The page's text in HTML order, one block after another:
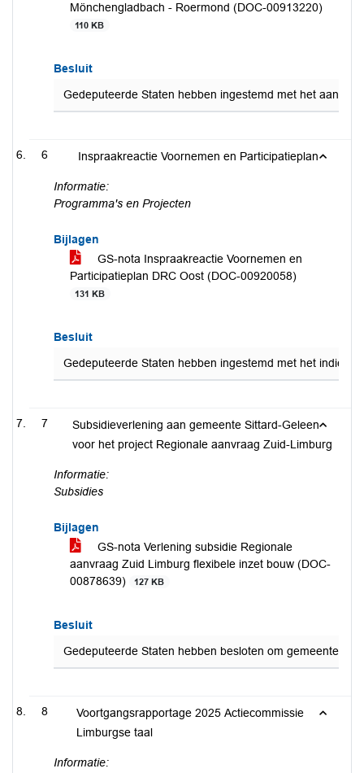
Mönchengladbach - Roermond (DOC-00913220)
110 KB
Besluit
Gedeputeerde Staten hebben ingestemd met het
6 Inspraakreactie Voornemen en Participatieplan
Informatie:
Programma's en Projecten
Bijlagen
GS-nota Inspraakreactie Voornemen en
Participatieplan DRC Oost (DOC-00920058)
131 KB
Besluit
Gedeputeerde Staten hebben ingestemd met het
7
Subsidieverlening aan gemeente Sittard-Geleen
voor het project Regionale aanvraag Zuid-Limburg
Informatie:
Subsidies
Bijlagen
GS-nota Verlening subsidie Regionale
aanvraag Zuid Limburg flexibele inzet bouw (DOC-
00878639)
127 KB
Besluit
Gedeputeerde Staten hebben besloten om gemeente
8
Voortgangsrapportage 2025 Actiecommissie
Limburgse taal
Informatie: